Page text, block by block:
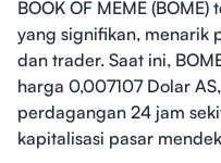
BOOK OF MEME
yang signifikan, menarik
dan trader. Saat ini,
harga 0,007107 Dolar
perdagangan 24 jam
kapitalisasi pasar